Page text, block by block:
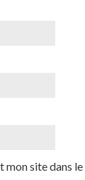
mon site dans